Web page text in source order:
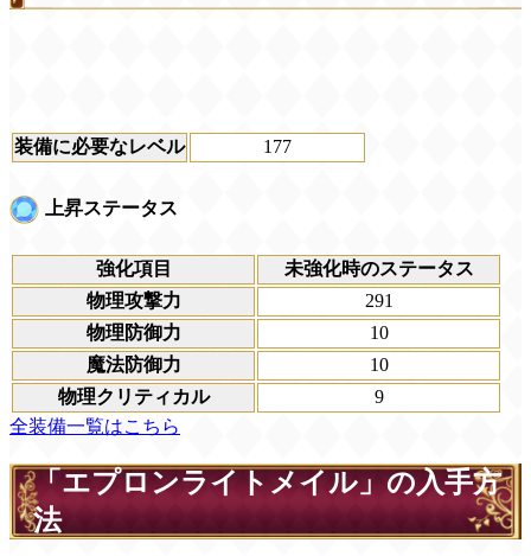
装備に必要なレベル 177
上昇ステータス
強化項目
未強化時のステータス
物理攻撃力
291
物理防御力
10
魔法防御力
10
物理クリティカル
9
全装備一覧はこちら
「エプロンライトメイル」の入手方
法